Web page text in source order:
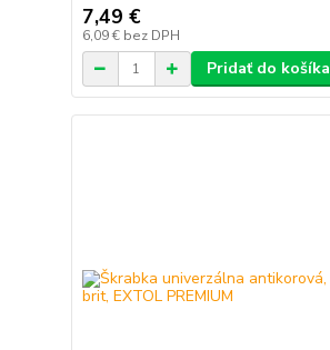
7,49 €
6,09 € bez DPH
Pridať do košíka